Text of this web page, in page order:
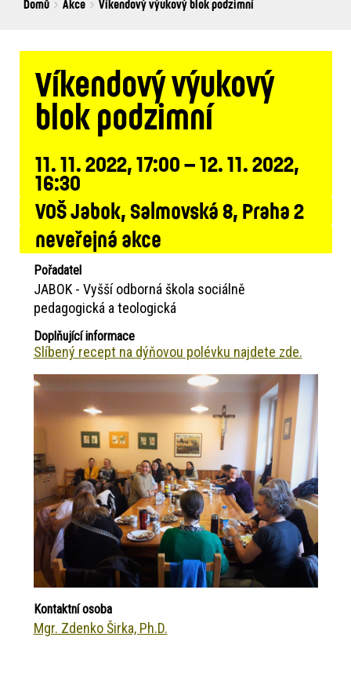
Breadcrumbs
You
Domů Akce Víkendový výukový blok podzimní
Víkendový výukový
blok podzimní
11. 11. 2022, 17:00 – 12. 11. 2022,
16:30
VOŠ Jabok, Salmovská 8, Praha 2
neveřejná akce
Pořadatel
JABOK - Vyšší odborná škola sociálně
pedagogická a teologická
Doplňující informace
Slíbený recept na dýňovou polévku najdete zde.
Kontaktní osoba
Mgr. Zdenko Širka, Ph.D.